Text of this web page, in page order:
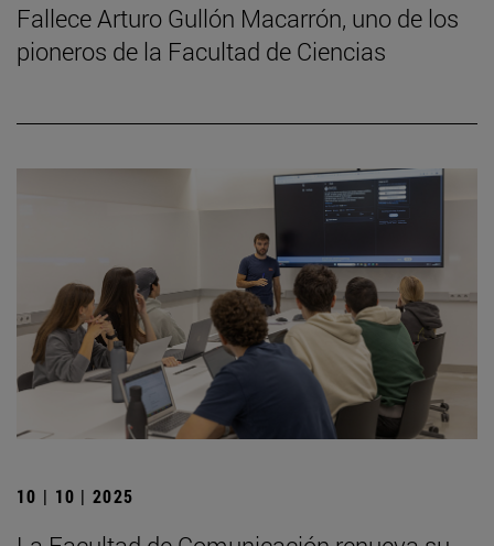
Fallece Arturo Gullón Macarrón, uno de los
pioneros de la Facultad de Ciencias
10 | 10 | 2025